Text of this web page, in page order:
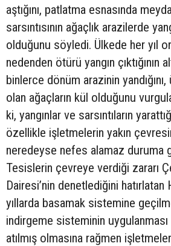
aştığını, patlatma esnasında
sarsıntısının ağaçlık arazilerde
olduğunu söyledi. Ülkede her yıl
nedenden ötürü yangın çıktığının
binlerce dönüm arazinin
olan ağaçların kül olduğunu
ki, yangınlar ve sarsıntıların
özellikle işletmelerin yakın
neredeyse nefes alamaz duruma
Tesislerin çevreye verdiği zararı
Dairesi’nin denetlediğini
yıllarda basamak sistemine
indirgeme sisteminin uygulanması
atılmış olmasına rağmen